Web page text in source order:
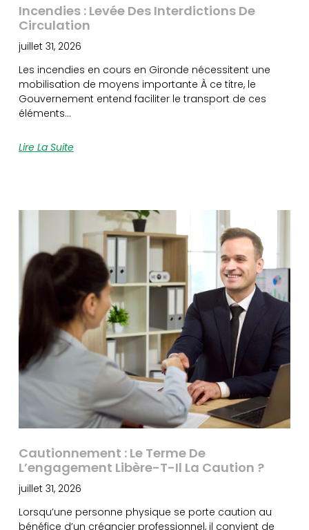
Incendies : Levée Des Interdictions De
Circulation
juillet 31, 2026
Les incendies en cours en Gironde nécessitent une
mobilisation de moyens importante À ce titre, le
Gouvernement entend faciliter le transport de ces
éléments…
Lire La Suite
Cautionnement : Le Terme De
L’engagement Libère-T-Il La Caution ?
juillet 31, 2026
Lorsqu’une personne physique se porte caution au
bénéfice d’un créancier professionnel, il convient de